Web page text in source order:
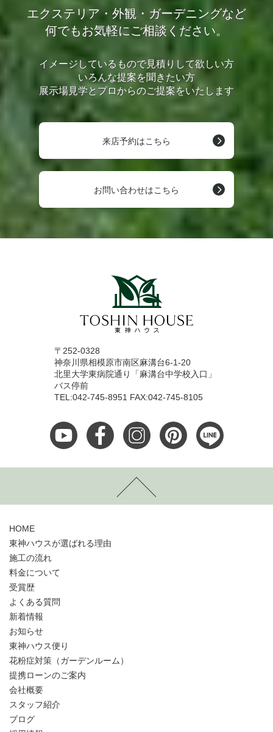
エクステリア・外観・ガーデニングなど
何でもお気軽にご相談ください。
イメージしているもので見積りして欲しい方
いろんな提案を聞きたい方
展示場見学とプロからのご提案をいたします
来店予約はこちら
お問い合わせはこちら
〒252-0328
神奈川県相模原市南区麻溝台6-1-20
北里大学東病院通り「麻溝台中学校入口」
バス停前
TEL:042-745-8951 FAX:042-745-8105
HOME
東神ハウスが選ばれる理由
施工の流れ
料金について
受賞歴
よくある質問
新着情報
お知らせ
東神ハウス便り
花粉症対策（ガーデンルーム）
提携ローンのご案内
会社概要
スタッフ紹介
ブログ